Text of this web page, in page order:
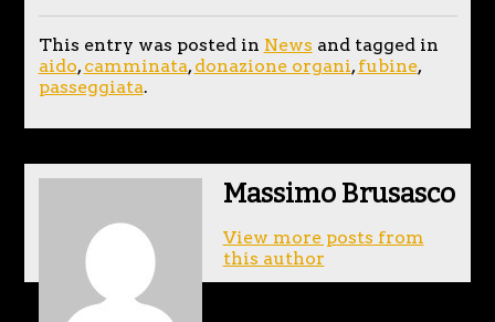
This entry was posted in News and tagged in
aido,camminata,donazione organi,fubine,
passeggiata.
Massimo Brusasco
View more posts from
this author